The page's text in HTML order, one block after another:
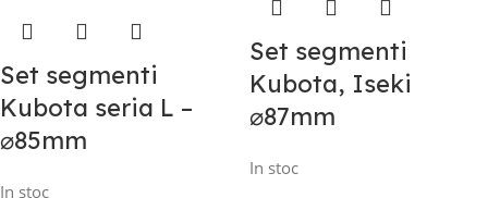
Set segmenti
Kubota seria L –
⌀85mm
In stoc
Set segmenti
Kubota, Iseki
⌀87mm
In stoc